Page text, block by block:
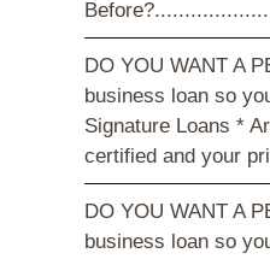
DO YOU WANT A
business loan so
Signature Loans *
certified and your
DO YOU WANT A
business loan so